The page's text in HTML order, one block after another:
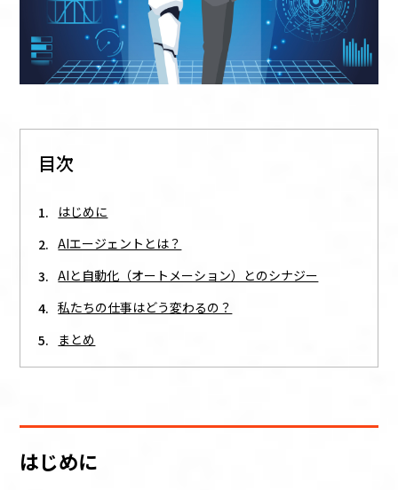
UiPathとは
目次
はじめに
AIエージェントとは？
AIと自動化（オートメーション）とのシナジー
私たちの仕事はどう変わるの？
まとめ
はじめに